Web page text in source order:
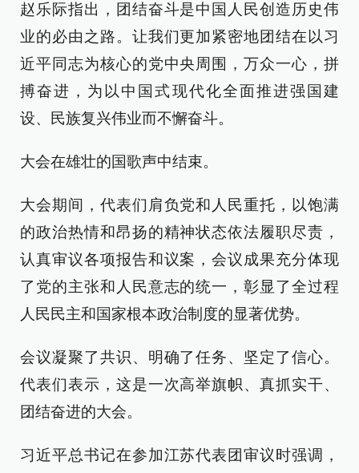
赵乐际指出，团结奋斗是中国人民创造历史伟
业的必由之路。让我们更加紧密地团结在以习
近平同志为核心的党中央周围，万众一心，拼
搏奋进，为以中国式现代化全面推进强国建
设、民族复兴伟业而不懈奋斗。
大会在雄壮的国歌声中结束。
大会期间，代表们肩负党和人民重托，以饱满
的政治热情和昂扬的精神状态依法履职尽责，
认真审议各项报告和议案，会议成果充分体现
了党的主张和人民意志的统一，彰显了全过程
人民民主和国家根本政治制度的显著优势。
会议凝聚了共识、明确了任务、坚定了信心。
代表们表示，这是一次高举旗帜、真抓实干、
团结奋进的大会。
习近平总书记在参加江苏代表团审议时强调，